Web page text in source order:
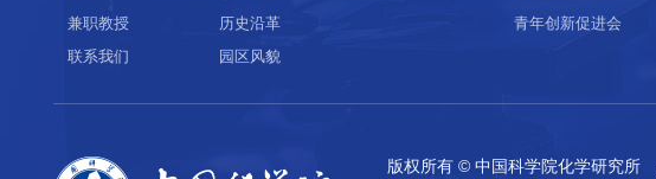
兼职教授
历史沿革
联系我们
园区风貌
青年创新促进会
版权所有 © 中国科学院化学研究所